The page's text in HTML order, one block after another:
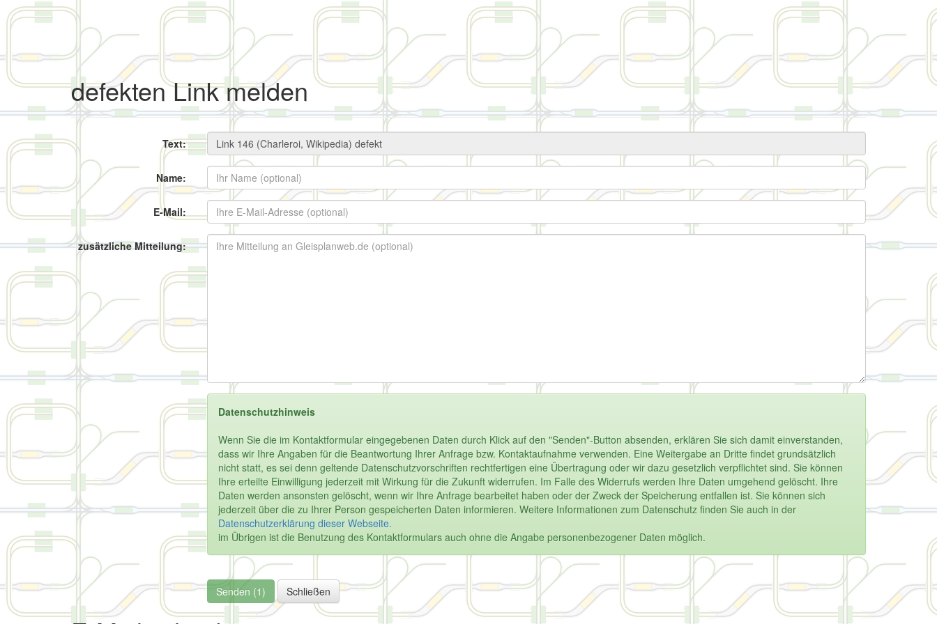
defekten Link melden
Text:
Name:
E-Mail:
zusätzliche Mitteilung:
Datenschutzhinweis
Wenn Sie die im Kontaktformular eingegebenen Daten durch Klick auf den "Senden"-Button absenden, erklären Sie sich damit einverstanden,
dass wir Ihre Angaben für die Beantwortung Ihrer Anfrage bzw. Kontaktaufnahme verwenden. Eine Weitergabe an Dritte findet grundsätzlich
nicht statt, es sei denn geltende Datenschutzvorschriften rechtfertigen eine Übertragung oder wir dazu gesetzlich verpflichtet sind. Sie können
Ihre erteilte Einwilligung jederzeit mit Wirkung für die Zukunft widerrufen. Im Falle des Widerrufs werden Ihre Daten umgehend gelöscht. Ihre
Daten werden ansonsten gelöscht, wenn wir Ihre Anfrage bearbeitet haben oder der Zweck der Speicherung entfallen ist. Sie können sich
jederzeit über die zu Ihrer Person gespeicherten Daten informieren. Weitere Informationen zum Datenschutz finden Sie auch in der
Datenschutzerklärung dieser Webseite.
im Übrigen ist die Benutzung des Kontaktformulars auch ohne die Angabe personenbezogener Daten möglich.
Senden (1) Schließen